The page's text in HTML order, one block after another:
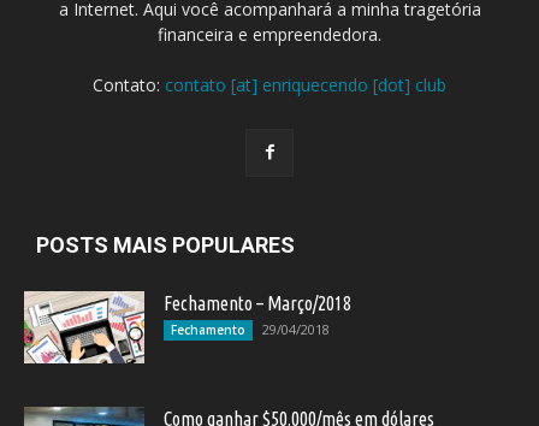
a Internet. Aqui você acompanhará a minha tragetória
financeira e empreendedora.
Contato: contato [at] enriquecendo [dot] club
POSTS MAIS POPULARES
Fechamento – Março/2018
Fechamento 29/04/2018
Como ganhar $50.000/mês em dólares